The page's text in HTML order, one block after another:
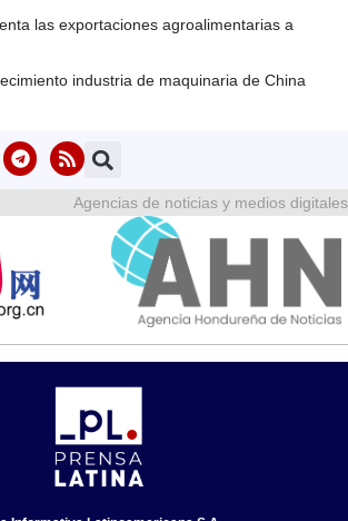
las exportaciones agroalimentarias a
industria de maquinaria de China
Agencias de noticias y medios digitales